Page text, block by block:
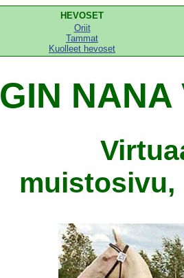
HEVOSET
Oriit
Tammat
Kuolleet hevoset
GIN NANA
muistosivu,